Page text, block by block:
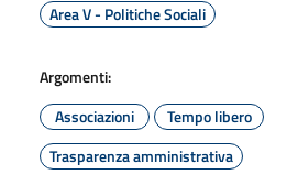
Area V - Politiche Sociali
Argomenti:
Associazioni
Tempo libero
Trasparenza amministrativa